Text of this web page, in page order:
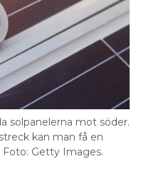
solpanelerna mot söder.
kan man få en
Getty Images.